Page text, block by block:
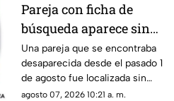
infarto; así lo dieron a conocer
elementos de la policía
municipal.
Pareja con ficha de
búsqueda aparece sin
vida en una parcela;
fueron hallados con
bolsas en la cabeza
Una pareja que se encontraba
desaparecida desde el pasado 1
de agosto fue localizada sin
vida y con huellas de violencia
agosto 07, 2026 10:21 a. m.